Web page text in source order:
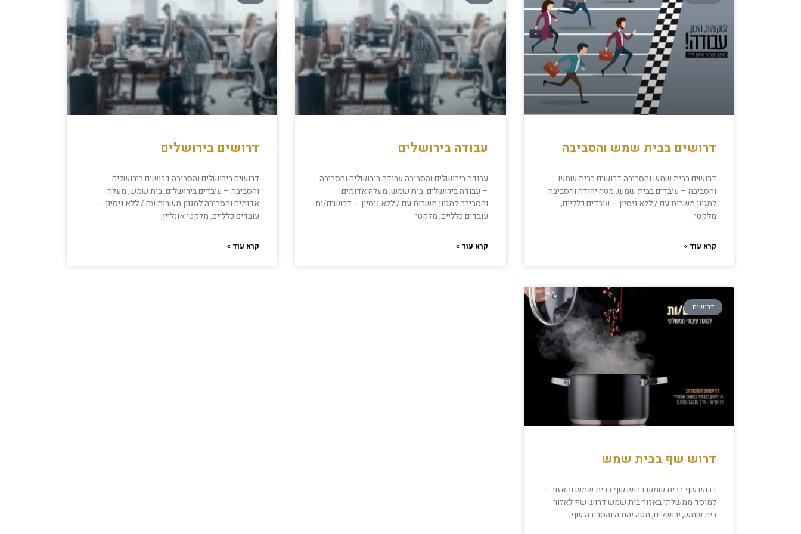
דרושים בבית שמש והסביבה
דרושים בבית שמש והסביבה דרושים בבית שמש
והסביבה – עובדים בבית שמש, מטה יהודה והסביבה
למגוון משרות עם / ללא ניסיון – עובדים כלליים,
מלקטי
קרא עוד »
עבודה בירושלים
עבודה בירושלים והסביבה עבודה בירושלים והסביבה
– עבודה בירושלים, בית שמש, מעלה אדומים
והסביבה למגוון משרות עם / ללא ניסיון – דרושים/ות
עובדים כלליים, מלקטי
קרא עוד »
דרושים בירושלים
דרושים בירושלים והסביבה דרושים בירושלים
והסביבה – עובדים בירושלים, בית שמש, מעלה
אדומים והסביבה למגוון משרות עם / ללא ניסיון –
עובדים כלליים, מלקטי אונליין,
קרא עוד »
דרושים
דרוש שף בבית שמש
דרוש שף בבית שמש דרוש שף בבית שמש והאזור –
למוסד ממשלתי באזור בית שמש דרוש שף לאזור
בית שמש, ירושלים, מטה יהודה והסביבה שף